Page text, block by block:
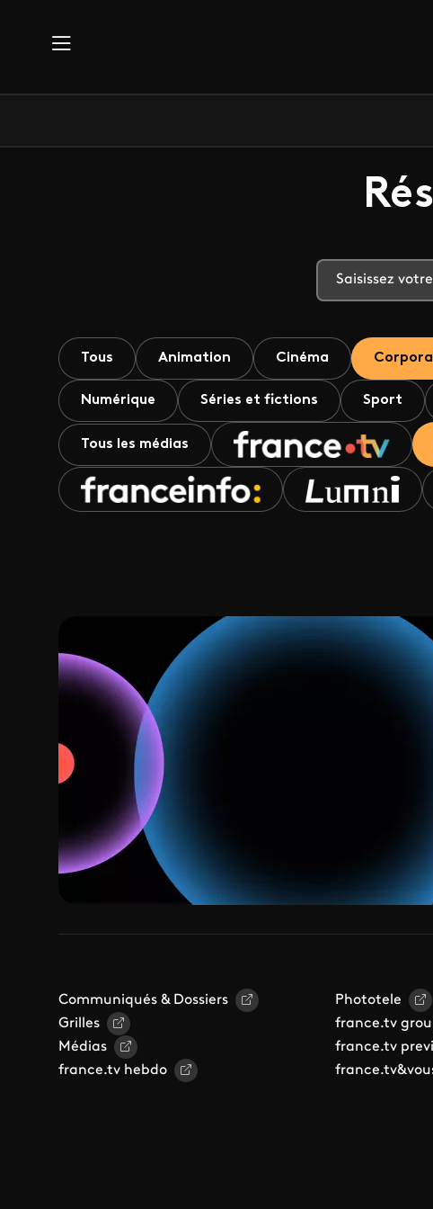
Tous Animation Cinéma
Numérique Séries et fictions Sport
Tous les médias
Communiqués & Dossiers
Grilles
Médias
france.tv hebdo
Phototele
france.tv
france.tv